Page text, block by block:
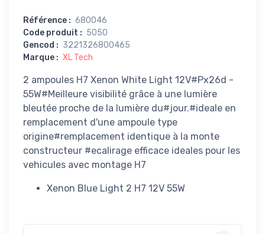
Référence : 680046
Code produit : 5050
Gencod : 3221326800465
Marque : XL Tech
2 ampoules H7 Xenon White Light 12V#Px26d -
55W#Meilleure visibilité grâce à une lumière
bleutée proche de la lumière du#jour.#ideale en
remplacement d'une ampoule type
origine#remplacement identique à la monte
constructeur #ecalirage efficace ideales pour les
vehicules avec montage H7
Xenon Blue Light 2 H7 12V 55W